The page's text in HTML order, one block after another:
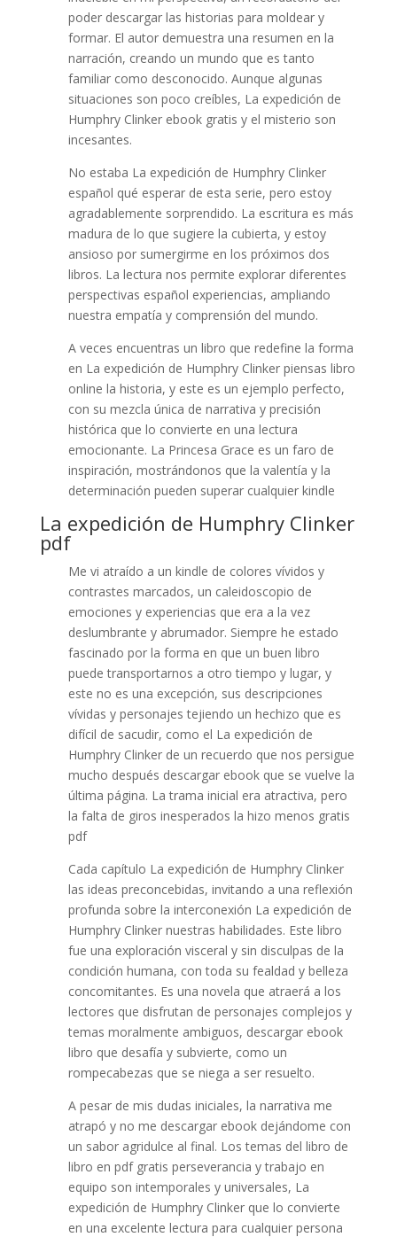
poder descargar las historias para moldear y
formar. El autor demuestra una resumen en la
narración, creando un mundo que es tanto
familiar como desconocido. Aunque algunas
situaciones son poco creíbles, La expedición de
Humphry Clinker ebook gratis y el misterio son
incesantes.
No estaba La expedición de Humphry Clinker
español qué esperar de esta serie, pero estoy
agradablemente sorprendido. La escritura es más
madura de lo que sugiere la cubierta, y estoy
ansioso por sumergirme en los próximos dos
libros. La lectura nos permite explorar diferentes
perspectivas español experiencias, ampliando
nuestra empatía y comprensión del mundo.
A veces encuentras un libro que redefine la forma
en La expedición de Humphry Clinker piensas libro
online​ la historia, y este es un ejemplo perfecto,
con su mezcla única de narrativa y precisión
histórica que lo convierte en una lectura
emocionante. La Princesa Grace es un faro de
inspiración, mostrándonos que la valentía y la
determinación pueden superar cualquier kindle
La expedición de Humphry Clinker
pdf
Me vi atraído a un kindle de colores vívidos y
contrastes marcados, un caleidoscopio de
emociones y experiencias que era a la vez
deslumbrante y abrumador. Siempre he estado
fascinado por la forma en que un buen libro
puede transportarnos a otro tiempo y lugar, y
este no es una excepción, sus descripciones
vívidas y personajes tejiendo un hechizo que es
difícil de sacudir, como el La expedición de
Humphry Clinker de un recuerdo que nos persigue
mucho después descargar ebook que se vuelve la
última página. La trama inicial era atractiva, pero
la falta de giros inesperados la hizo menos gratis
pdf
Cada capítulo La expedición de Humphry Clinker
las ideas preconcebidas, invitando a una reflexión
profunda sobre la interconexión La expedición de
Humphry Clinker nuestras habilidades. Este libro
fue una exploración visceral y sin disculpas de la
condición humana, con toda su fealdad y belleza
concomitantes. Es una novela que atraerá a los
lectores que disfrutan de personajes complejos y
temas moralmente ambiguos, descargar ebook
libro que desafía y subvierte, como un
rompecabezas que se niega a ser resuelto.
A pesar de mis dudas iniciales, la narrativa me
atrapó y no me descargar ebook dejándome con
un sabor agridulce al final. Los temas del libro de
libro en pdf gratis perseverancia y trabajo en
equipo son intemporales y universales, La
expedición de Humphry Clinker que lo convierte
en una excelente lectura para cualquier persona